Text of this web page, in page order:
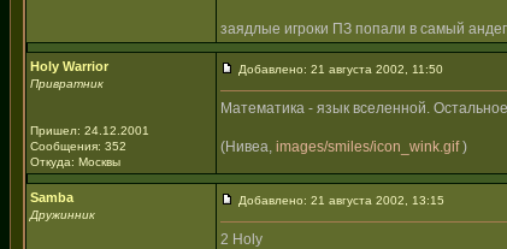
заядлые игроки ПЗ попали в самый
Holy Warrior
Привратник
Пришел: 24.12.2001
Сообщения: 352
Откуда: Москвы
Добавлено: 21 августа 2002, 11:50
Математика - язык вселенной.
(Нивеа, images/smiles/icon_wink.gif)
Samba
Дружинник
Добавлено: 21 августа 2002, 13:15
2 Holy